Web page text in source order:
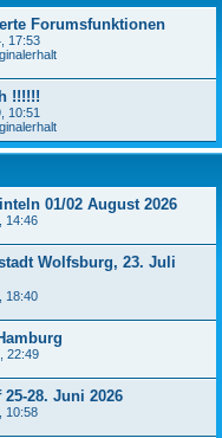
Forumsfunktionen
17:53
!!!!!!
10:51
01/02 August 2026
14:46
Wolfsburg, 23. Juli
18:40
22:49
28. Juni 2026
10:58